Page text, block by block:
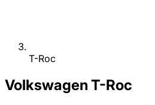
T-Roc
VolkswagenT-Roc